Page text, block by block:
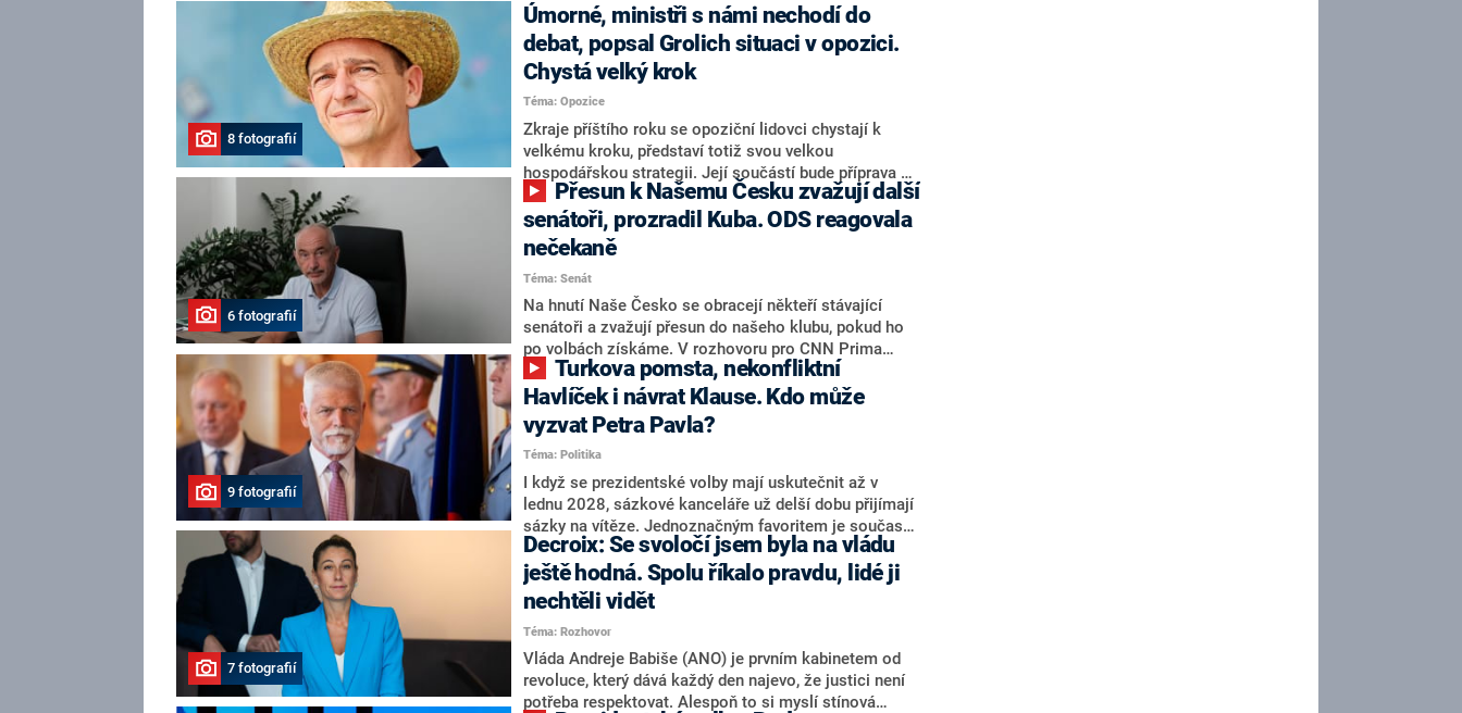
8 fotografií
Úmorné, ministři s námi nechodí do
debat, popsal Grolich situaci v opozici.
Chystá velký krok
Téma: Opozice
Zkraje příštího roku se opoziční lidovci chystají k
velkému kroku, představí totiž svou velkou
hospodářskou strategii. Její součástí bude příprava na
stárnutí populace, řekl ve středu na setkání s novináři
nový předseda lidovců Jan Grolich. Ten zároveň v
senátních volbách kandiduje ve Vyškově. Popsal i
aktivitu opozice, o níž vládní strany nebo političtí
komentátoři mluví jako o slabé a v defenzivě. „Je to
úmorná práce upozorňovat na chyby vlády. Ministři s
námi navíc nechodí do debat. Chceme ale ukazovat
svoje témata,“ odpověděl Grolich na dotaz CNN Prima
NEWS.
6 fotografií
senátoři, prozradil Kuba. ODS reagovala
nečekaně
Téma: Senát
Na hnutí Naše Česko se obracejí někteří stávající
senátoři a zvažují přesun do našeho klubu, pokud ho
po volbách získáme. V rozhovoru pro CNN Prima
NEWS to řekl zakladatel hnutí a jihočeský hejtman
Martin Kuba. Konkrétní nebyl, ale získat by takto mohl
například senátora Zdeňka Hrabu, který je dnes
součástí klubu ODS a TOP 09. Hraba to na dotaz
redakce nevyloučil. Předseda klubu senátorů ODS
Zdeněk Nytra redakci řekl, že počítá s odchodem
některých senátorů z klubu a že Naše Česko není
nepřítel, ale soupeř.
9 fotografií
Havlíček i návrat Klause. Kdo může
vyzvat Petra Pavla?
Téma: Politika
I když se prezidentské volby mají uskutečnit až v
lednu 2028, sázkové kanceláře už delší dobu přijímají
sázky na vítěze. Jednoznačným favoritem je současná
hlava státu Petr Pavel. Daleko za ním pak bookmakeři
zmiňují dva výrazné politiky ANO, tedy premiéra
Andreje Babiše a ministra průmyslu Karla Havlíčka.
Oblíbeným tipem samotných sázkařů je poslanec za
Motoristy Filip Turek. Politolog Jan Kubáček nicméně
o případné kandidatuře kohokoliv ze zmíněné trojice
značně pochybuje. Podle něj současná koalice dosud
nemá osobu, která by Pavlovi mohla konkurovat.
7 fotografií
Decroix: Se svoločí jsem byla na vládu
ještě hodná. Spolu říkalo pravdu, lidé ji
nechtěli vidět
Téma: Rozhovor
Vláda Andreje Babiše (ANO) je prvním kabinetem od
revoluce, který dává každý den najevo, že justici není
potřeba respektovat. Alespoň to si myslí stínová